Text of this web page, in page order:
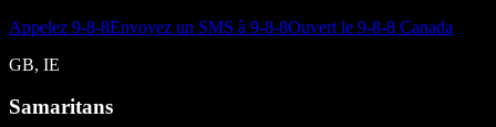
Appelez 9-8-8Envoyez un SMS à 9-8-8Ouvert le 9-8-8 Canada
GB, IE
Samaritans